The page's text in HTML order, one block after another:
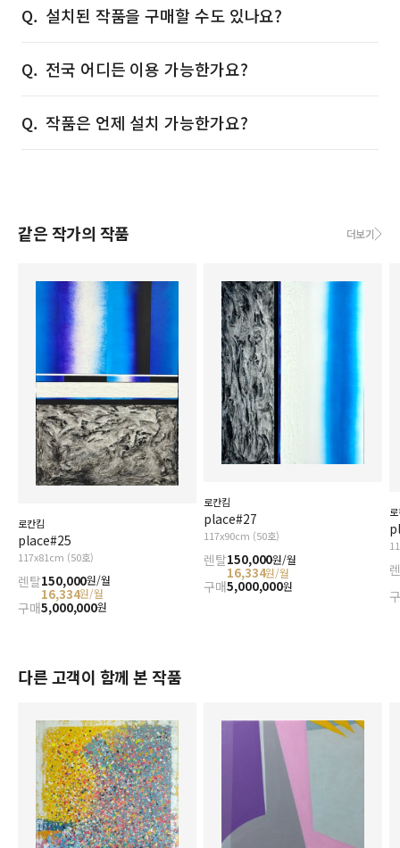
설치된 작품을 구매할 수도 있나요?
전국 어디든 이용 가능한가요?
작품은 언제 설치 가능한가요?
같은 작가의 작품 더보기
로칸킴
place#25
117x81cm (50호)
렌탈150,000원/월
16,334원/월
구매5,000,000원
로칸킴
place#27
117x90cm (50호)
렌탈150,000원/월
16,334원/월
구매5,000,000원
다른 고객이 함께 본 작품